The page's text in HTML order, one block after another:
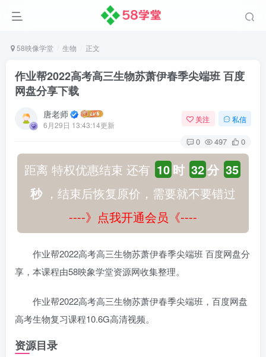
58映像学堂 生物 正文
作业帮2022高考高三生物苏萧伊春季尖端班 百度
网盘分享下载
唐老师
6月29日 13:43:14更新
关注 私信
0 497 0
距离 特权优惠结束 还有 10 时 32分 34
秒，结束后恢复原价，需要就不要错过
----》点我开通会员《----
作业帮2022高考高三生物苏萧伊春季尖端班 百度网盘分
享，本课程由58映象学堂资源网收集整理。
作业帮2022高考高三生物苏萧伊春季尖端班，百度网盘
高考生物复习课程10.6G高清视频。
资源目录